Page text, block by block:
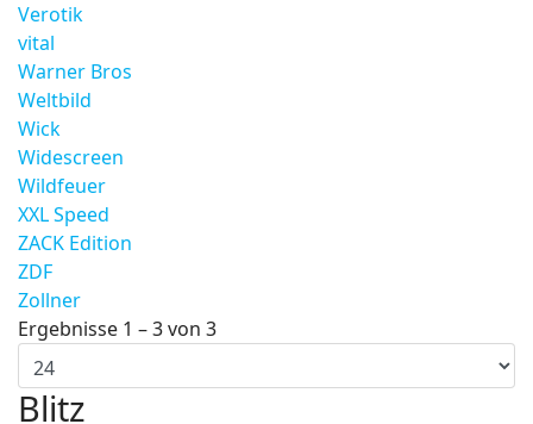
Verotik
vital
Warner Bros
Weltbild
Wick
Widescreen
Wildfeuer
XXL Speed
ZACK Edition
ZDF
Zollner
Ergebnisse 1 – 3 von 3
Blitz